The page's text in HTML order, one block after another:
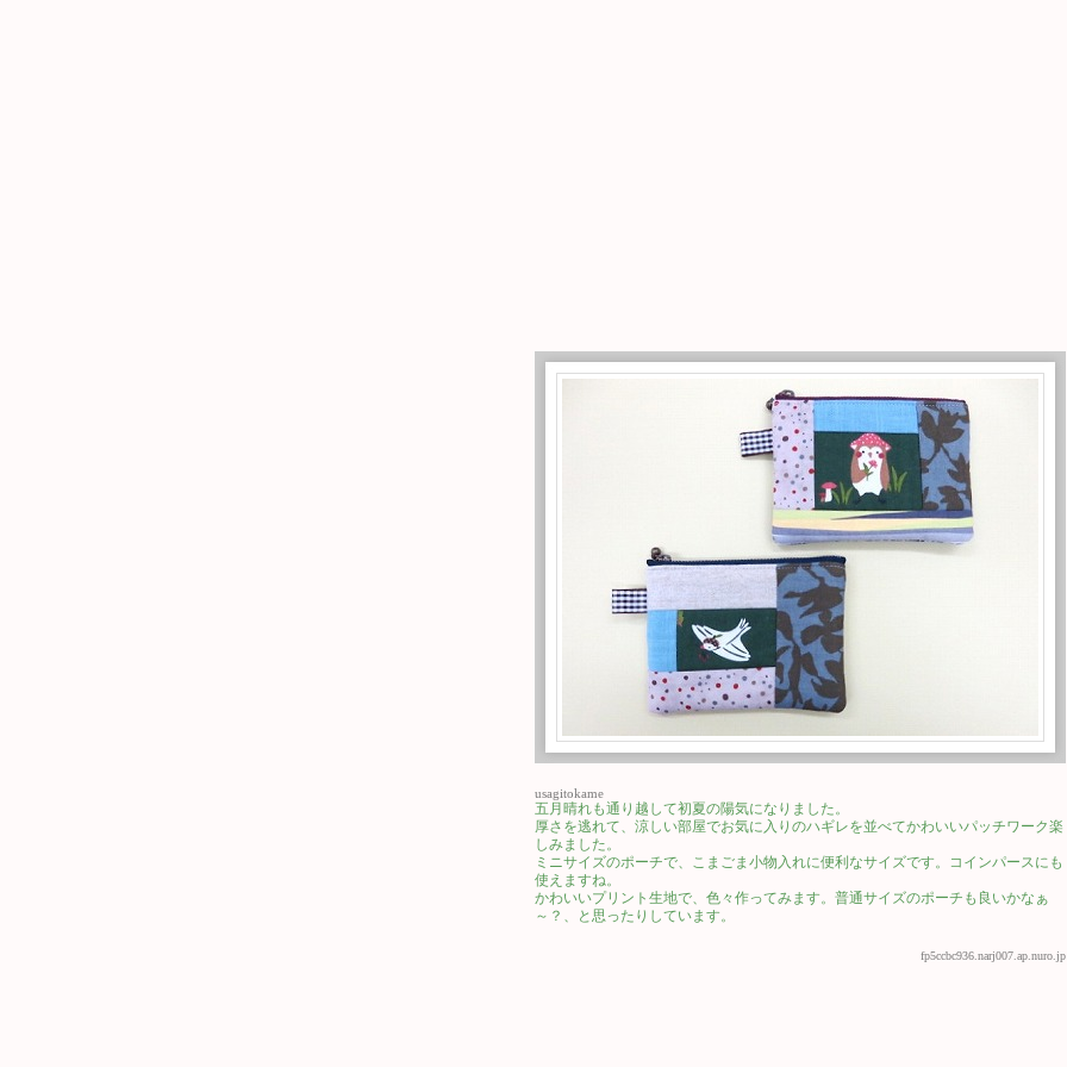
usagitokame
五月晴れも通り越して初夏の陽気になりました。
厚さを逃れて、涼しい部屋でお気に入りのハギレを並べてかわいいパッチワーク楽
しみました。
ミニサイズのポーチで、こまごま小物入れに便利なサイズです。コインパースにも
使えますね。
かわいいプリント生地で、色々作ってみます。普通サイズのポーチも良いかなぁ
～？、と思ったりしています。
fp5ccbc936.narj007.ap.nuro.jp